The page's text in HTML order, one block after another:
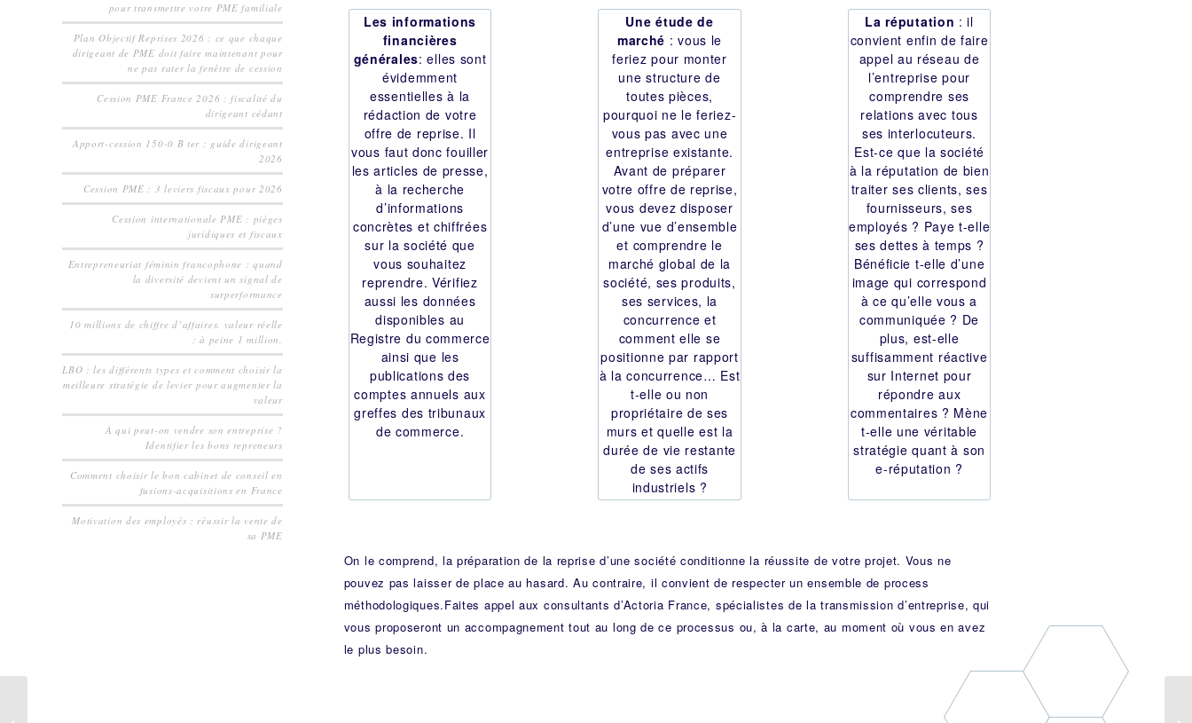
Les informations
financières
générales: elles sont
évidemment
essentielles à la
rédaction de votre
offre de reprise. Il
vous faut donc fouiller
les articles de presse,
à la recherche
d’informations
concrètes et chiffrées
sur la société que
vous souhaitez
reprendre. Vérifiez
aussi les données
disponibles au
Registre du commerce
ainsi que les
publications des
comptes annuels aux
greffes des tribunaux
de commerce.
Une étude de
marché : vous le
feriez pour monter
une structure de
toutes pièces,
pourquoi ne le feriez-
vous pas avec une
entreprise existante.
Avant de préparer
votre offre de reprise,
vous devez disposer
d’une vue d’ensemble
et comprendre le
marché global de la
société, ses produits,
ses services, la
concurrence et
comment elle se
positionne par rapport
à la concurrence… Est
t-elle ou non
propriétaire de ses
murs et quelle est la
durée de vie restante
de ses actifs
industriels ?
La réputation : il
convient enfin de faire
appel au réseau de
l’entreprise pour
comprendre ses
relations avec tous
ses interlocuteurs.
Est-ce que la société
à la réputation de bien
traiter ses clients, ses
fournisseurs, ses
employés ? Paye t-elle
ses dettes à temps ?
Bénéficie t-elle d’une
image qui correspond
à ce qu’elle vous a
communiquée ? De
plus, est-elle
suffisamment réactive
sur Internet pour
répondre aux
commentaires ? Mène
t-elle une véritable
stratégie quant à son
e-réputation ?
On le comprend, la préparation de la reprise d’une société conditionne la réussite de votre projet. Vous ne
pouvez pas laisser de place au hasard. Au contraire, il convient de respecter unensemble de process
méthodologiques.Faites appel aux consultants d’Actoria France, spécialistes de la transmission d’entreprise, qui
vous proposeront un accompagnement tout au long de ce processus ou, à la carte, au moment où vous en avez
le plus besoin.
pour transmettre votre PME familiale
Plan Objectif Reprises 2026 : ce que chaque
dirigeant de PME doit faire maintenant pour
ne pas rater la fenêtre de cession
Cession PME France 2026 : fiscalité du
dirigeant cédant
Apport-cession 150-0 B ter : guide dirigeant
2026
Cession PME : 3 leviers fiscaux pour 2026
Cession internationale PME : pièges
juridiques et fiscaux
Entrepreneuriat féminin francophone : quand
la diversité devient un signal de
surperformance
10 millions de chiffre d’affaires. valeur réelle
: à peine 1 million.
LBO : les différents types et comment choisir la
meilleure stratégie de levier pour augmenter la
valeur
À qui peut-on vendre son entreprise ?
Identifier les bons repreneurs
Comment choisir le bon cabinet de conseil en
fusions-acquisitions en France
Motivation des employés : réussir la vente de
sa PME